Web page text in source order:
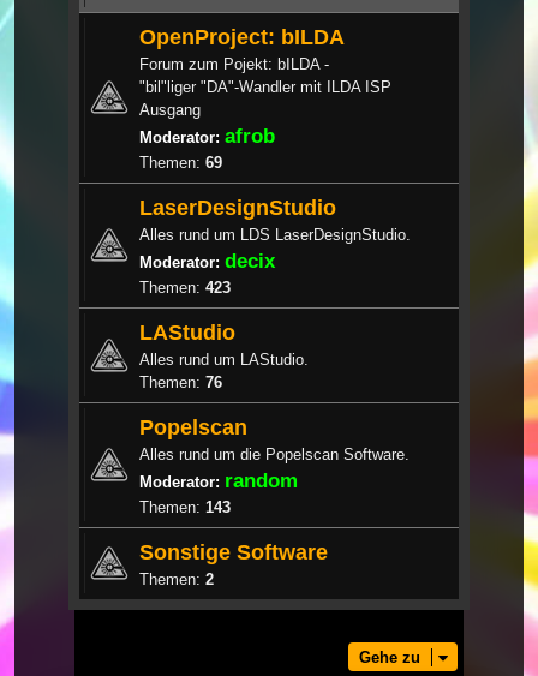
OpenProject: bILDA
Forum zum Pojekt: bILDA -
"bil"liger "DA"-Wandler mit ILDA ISP
Ausgang
Moderator: afrob
Themen: 69
LaserDesignStudio
Alles rund um LDS LaserDesignStudio.
Moderator: decix
Themen: 423
LAStudio
Alles rund um LAStudio.
Themen: 76
Popelscan
Alles rund um die Popelscan Software.
Moderator: random
Themen: 143
Sonstige Software
Themen: 2
Gehe zu